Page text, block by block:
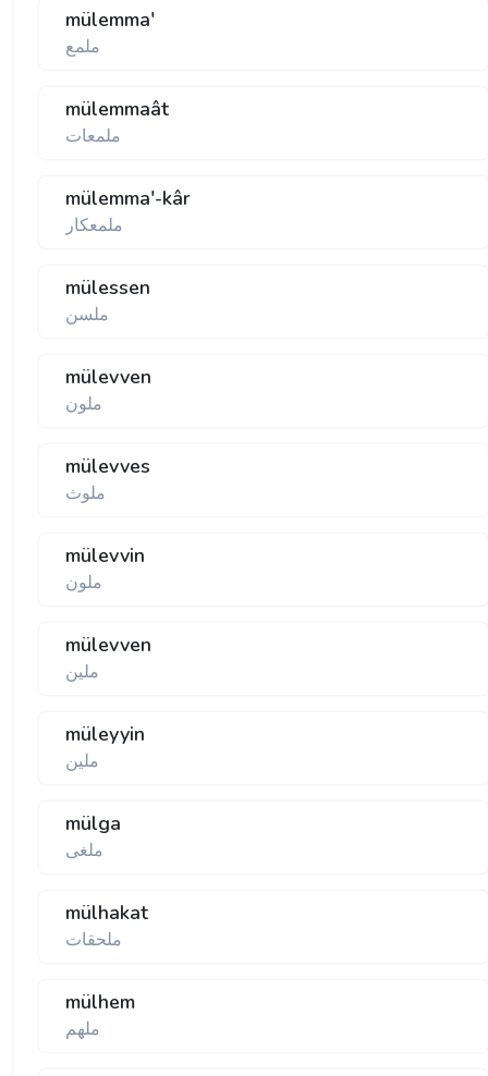
mülemma'
ملمع
mülemmaât
ملمعات
mülemma'-kâr
ملمعكار
mülessen
ملسن
mülevven
ملون
mülevves
ملوث
mülevvin
ملون
mülevven
ملين
müleyyin
ملين
mülga
ملغی
mülhakat
ملحقات
mülhem
ملهم